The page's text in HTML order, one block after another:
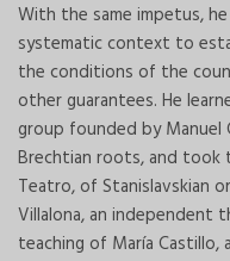
With the same impetus,
systematic context to
the conditions of the
other guarantees. He
group founded by Manuel
Brechtian roots, and
Teatro, of Stanislavskian
Villalona, an independent
teaching of María